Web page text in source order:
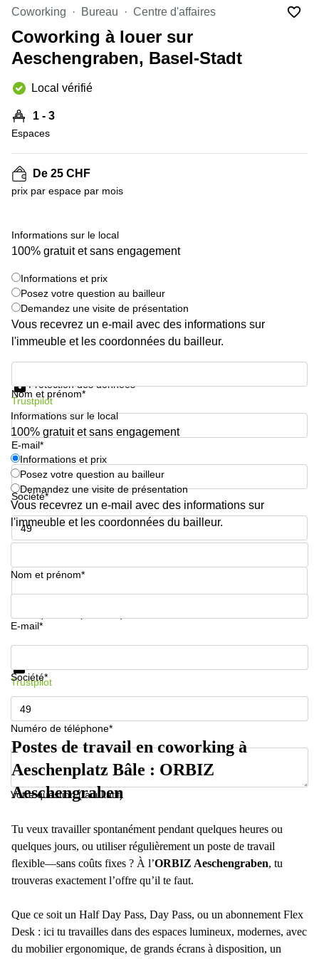
Genève
Coworking
Lausanne
Basel
Coworking
Coworking
Coworking
Nyon
Versoix
Coworking
Meyrin
Salle
réunion
Salles
de
réunion
Genève
Salle de
réunion
Lausanne
Business
center
Lausanne
Rue de
la Cité
1
Genève
Place
de la
12
Genève
Rue de la
Corraterie
5 Genève
Bamba
1-3
Genève
Rue de
Lausanne
69
Genève
Avenue
Genève
Quai
de l’Ile
13
Genève
Suisse
8A
Etoy
Esplanade
Rouge 4
Lancy
de
Meyrin
267
Chemin
de la
Drance 2
Martigny
Route
Crassier
7 Nyon
Pièce
1
Rolle
Bahnhofstrasse
Coworking Bureau Centre d'affaires
Coworking à louer sur
Aeschengraben, Basel-Stadt
Local vérifié
1 - 3
Espaces
De 25 CHF
prix par espace par mois
Informations sur le local
100% gratuit et sans engagement
Informations et prix
Posez votre question au bailleur
Demandez une visite de présentation
Vous recevrez un e-mail avec des informations sur
l'immeuble et les coordonnées du bailleur.
Nom et prénom*
E-mail*
Société*
Numéro de téléphone*
Protection des données
Trustpilot
Informations sur le local
100% gratuit et sans engagement
Informations et prix
Posez votre question au bailleur
Demandez une visite de présentation
Vous recevrez un e-mail avec des informations sur
l'immeuble et les coordonnées du bailleur.
Nom et prénom*
E-mail*
Société*
Numéro de téléphone*
Votre question (facultatif)
Informations et prix
Trustpilot
Postes de travail en coworking à
Aeschenplatz Bâle : ORBIZ
Aeschengraben
Tu veux travailler spontanément pendant quelques heures ou
quelques jours, ou utiliser régulièrement un poste de travail
flexible—sans coûts fixes ? À l’ORBIZ Aeschengraben, tu
trouveras exactement l’offre qu’il te faut.
Que ce soit un Half Day Pass, Day Pass, ou un abonnement Flex
Desk : ici tu travailles dans des espaces lumineux, modernes, avec
du mobilier ergonomique, de grands écrans à disposition, un